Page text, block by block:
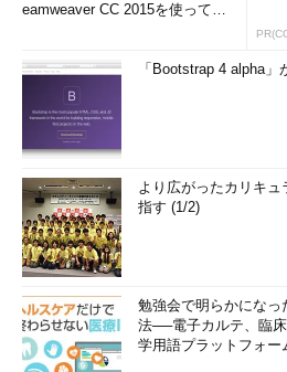
eamweaver CC 2015を使って
「Bootstrap 4 alpha」
より広がったカリキュ
指す (1/2)
勉強会で明らかになっ
法──電子カルテ、臨
学用語プラットフォー